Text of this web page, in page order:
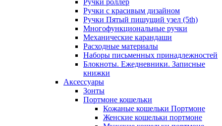
Ручки роллер
Ручки с красивым дизайном
Ручки Пятый пишущий узел (5th)
Многофункциональные ручки
Механические карандаши
Расходные материалы
Наборы письменных принадлежностей
Блокноты. Ежедневники. Записные
книжки
Аксессуары
Зонты
Портмоне кошельки
Кожаные кошельки Портмоне
Женские кошельки портмоне